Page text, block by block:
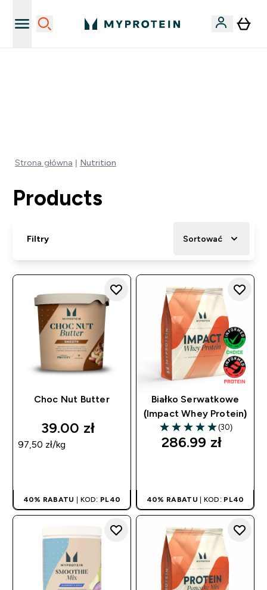
Strona główna Nutrition
Products
Filtry Sortować
Choc Nut Butter
39.00 zł‎
97,50 zł‎/kg
40% RABATU | KOD: PL40
Białko Serwatkowe
(Impact Whey Protein)
4.97 out of 5 stars
(30)
286.99 zł‎
40% RABATU | KOD: PL40